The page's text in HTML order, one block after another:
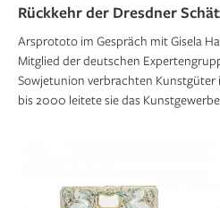
Rückkehr der Dresdner
Arsprototo im Gespräch mit Gisela
Mitglied der deutschen
Sowjetunion verbrachten Kunstgüter
bis 2000 leitete sie das